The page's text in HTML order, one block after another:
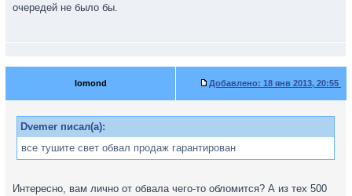
очередей не было бы.
lomond Добавлено: 18 янв 2013, 20:55
Dvemer писал(а):
все тушите свет обвал продаж гарантирован
Интересно, вам лично от обвала чего-то обломится? А из тех 500